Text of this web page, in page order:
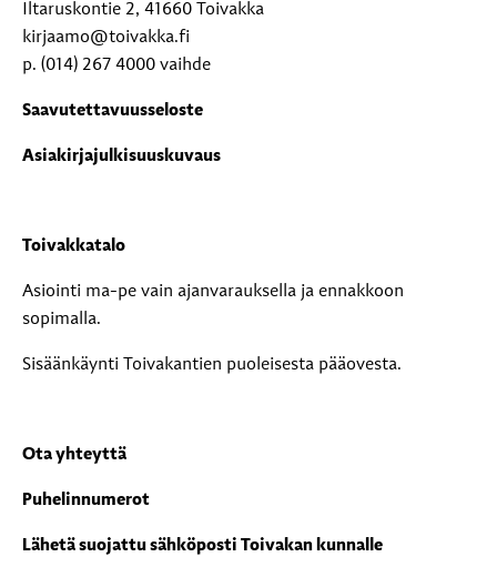
Iltaruskontie 2, 41660 Toivakka
kirjaamo@toivakka.fi
p. (014) 267 4000 vaihde
Saavutettavuusseloste
Asiakirjajulkisuuskuvaus
Toivakkatalo
Asiointi ma-pe vain ajanvarauksella ja ennakkoon
sopimalla.
Sisäänkäynti Toivakantien puoleisesta pääovesta.
Ota yhteyttä
Puhelinnumerot
Lähetä suojattu sähköposti Toivakan kunnalle